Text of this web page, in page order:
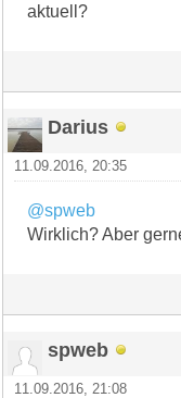
aktuell?
Darius
11.09.2016, 20:35
@spweb
Wirklich? Aber
spweb
11.09.2016, 21:08